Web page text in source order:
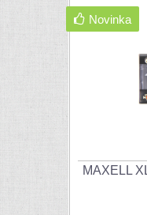
MAXELL
Novinka